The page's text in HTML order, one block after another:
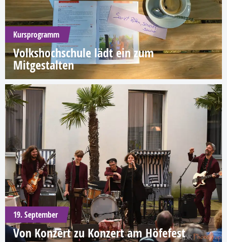
Kursprogramm
Volkshochschule lädt ein zum
Mitgestalten
19. September
Von Konzert zu Konzert am Höfefest